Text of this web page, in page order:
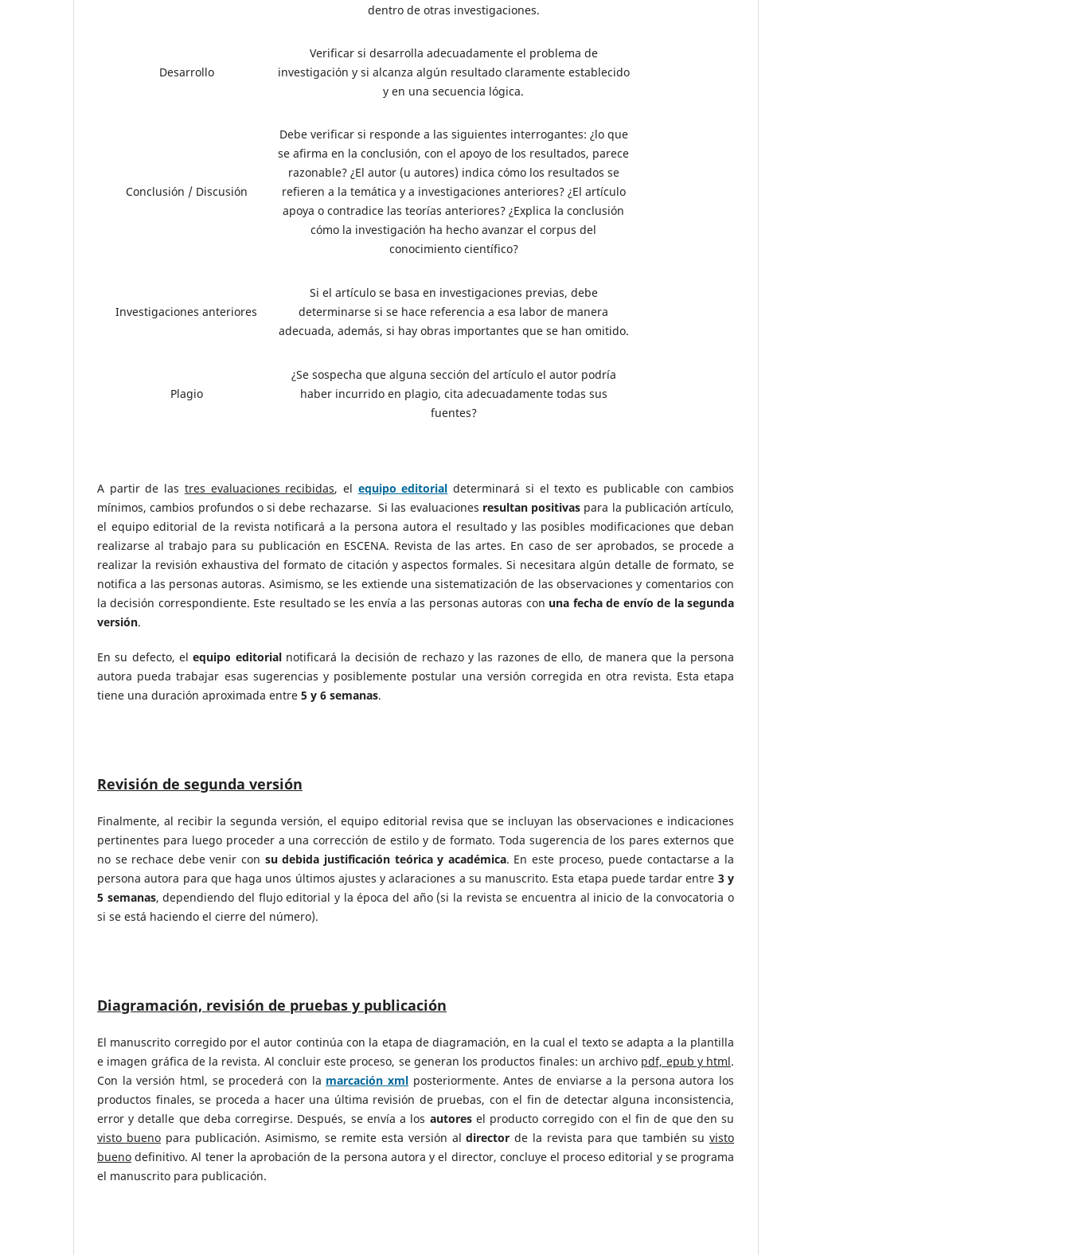
dentro de otras investigaciones.
Desarrollo
Verificar si desarrolla adecuadamente el problema de
investigación y si alcanza algún resultado claramente establecido
y en una secuencia lógica.
Conclusión / Discusión
Debe verificar si responde a las siguientes interrogantes: ¿lo que
se afirma en la conclusión, con el apoyo de los resultados, parece
razonable? ¿El autor (u autores) indica cómo los resultados se
refieren a la temática y a investigaciones anteriores? ¿El artículo
apoya o contradice las teorías anteriores? ¿Explica la conclusión
cómo la investigación ha hecho avanzar el corpus del
conocimiento científico?
Investigaciones anteriores
Si el artículo se basa en investigaciones previas, debe
determinarse si se hace referencia a esa labor de manera
adecuada, además, si hay obras importantes que se han omitido.
Plagio
¿Se sospecha que alguna sección del artículo el autor podría
haber incurrido en plagio, cita adecuadamente todas sus
fuentes?
A partir de las tres evaluaciones recibidas, el equipo editorial determinará si el texto es publicable con cambios
mínimos, cambios profundos o si debe rechazarse. Si las evaluaciones resultan positivas para la publicación artículo,
el equipo editorial de la revista notificará a la persona autora el resultado y las posibles modificaciones que deban
realizarse al trabajo para su publicación en ESCENA. Revista de las artes. En caso de ser aprobados, se procede a
realizar la revisión exhaustiva del formato de citación y aspectos formales. Si necesitara algún detalle de formato, se
notifica a las personas autoras. Asimismo, se les extiende una sistematización de las observaciones y comentarios con
la decisión correspondiente. Este resultado se les envía a las personas autoras con una fecha de envío de la segunda
versión.
En su defecto, elequipo editorialnotificará la decisión de rechazo y las razones de ello, de manera que la persona
autora pueda trabajar esas sugerencias y posiblemente postular una versión corregida en otra revista. Esta etapa
tiene una duración aproximada entre 5 y 6 semanas.
Revisión de segunda versión
Finalmente, al recibir la segunda versión, el equipo editorial revisa que se incluyan las observaciones e indicaciones
pertinentes para luego proceder a una corrección de estilo y de formato. Toda sugerencia de los pares externos que
no se rechace debe venir con su debida justificación teórica y académica. En este proceso, puede contactarse a la
persona autora para que haga unos últimos ajustes y aclaraciones a su manuscrito. Esta etapa puede tardar entre 3 y
5 semanas, dependiendo del flujo editorial y la época del año (si la revista se encuentra al inicio de la convocatoria o
si se está haciendo el cierre del número).
Diagramación, revisión de pruebas y publicación
El manuscrito corregido por el autor continúa con la etapa de diagramación, en la cual el texto se adapta a la plantilla
e imagen gráfica de la revista. Al concluir este proceso, se generan los productos finales: un archivo pdf, epub y html.
Con la versión html, se procederá con la marcación xml posteriormente. Antes de enviarse a la persona autora los
productos finales, se proceda a hacer una última revisión de pruebas, con el fin de detectar alguna inconsistencia,
error y detalle que deba corregirse. Después, se envía a los autoresel producto corregido con el fin de que den su
visto buenopara publicación. Asimismo, se remite esta versión aldirectorde la revista para que también suvisto
bueno definitivo. Al tener la aprobación de la persona autora y el director, concluye el proceso editorial y se programa
el manuscrito para publicación.